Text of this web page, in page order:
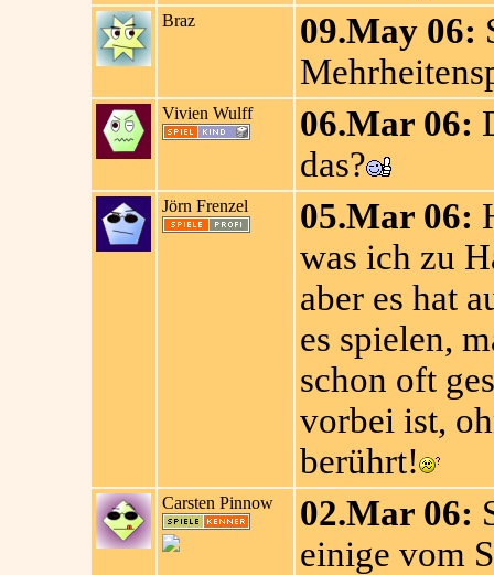
Braz 09.May 06:
Vivien Wulff 06.Mar 06:
das?
Jörn Frenzel 05.Mar 06:
was ich zu
aber es hat
es spielen,
schon oft
vorbei ist,
berührt!
Carsten Pinnow 02.Mar 06:
einige vom